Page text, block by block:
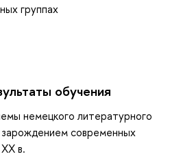
группах
обучения
немецкого литературного
зарождением современных
в.